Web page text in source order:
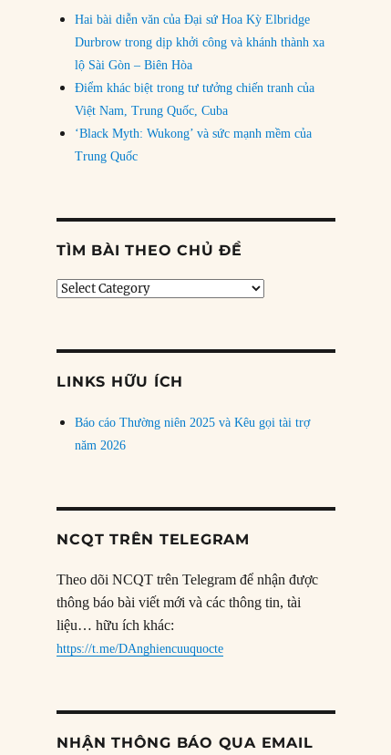
Hai bài diễn văn của Đại sứ Hoa Kỳ Elbridge
Durbrow trong dịp khởi công và khánh thành xa
lộ Sài Gòn – Biên Hòa
Điểm khác biệt trong tư tưởng chiến tranh của
Việt Nam, Trung Quốc, Cuba
‘Black Myth: Wukong’ và sức mạnh mềm của
Trung Quốc
TÌM BÀI THEO CHỦ ĐỀ
Tìm
LINKS HỮU ÍCH
Báo cáo Thường niên 2025 và Kêu gọi tài trợ
năm 2026
NCQT TRÊN TELEGRAM
Theo dõi NCQT trên Telegram để nhận được
thông báo bài viết mới và các thông tin, tài
liệu… hữu ích khác:
https://t.me/DAnghiencuuquocte
NHẬN THÔNG BÁO QUA EMAIL